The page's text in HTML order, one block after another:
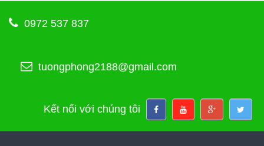
0972 537 837
tuongphong2188@gmail.com
Kết nối với chúng tôi